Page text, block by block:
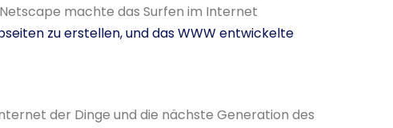
machte das Surfen im Internet
zu erstellen, und das WWW entwickelte
der Dinge und die nächste Generation des